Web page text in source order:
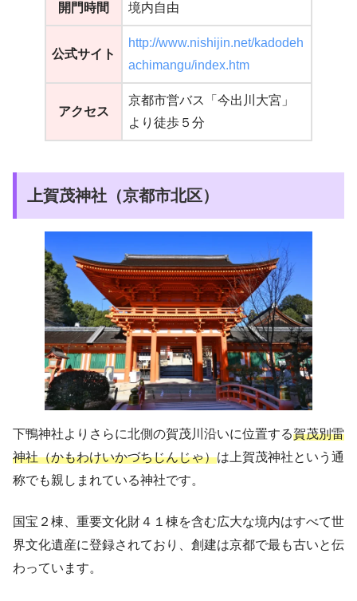
開門時間 境内自由
公式サイト
http://www.nishijin.net/kadodeh
achimangu/index.htm
アクセス
京都市営バス「今出川大宮」
より徒歩５分
上賀茂神社（京都市北区）
下鴨神社よりさらに北側の賀茂川沿いに位置する賀茂別雷
神社（かもわけいかづちじんじゃ）は上賀茂神社という通
称でも親しまれている神社です。
国宝２棟、重要文化財４１棟を含む広大な境内はすべて世
界文化遺産に登録されており、創建は京都で最も古いと伝
わっています。